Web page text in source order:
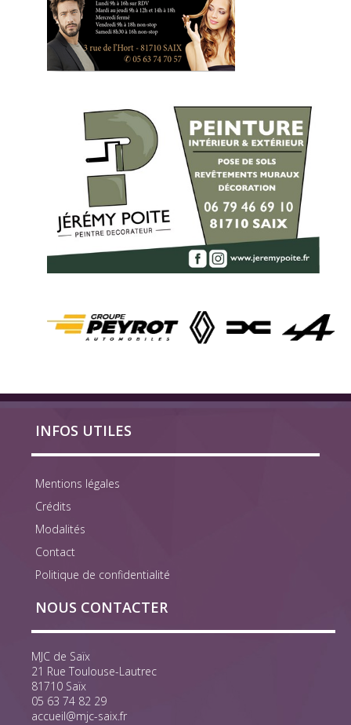
INFOS UTILES
Mentions légales
Crédits
Modalités
Contact
Politique de confidentialité
NOUS CONTACTER
MJC de Saïx
21 Rue Toulouse-Lautrec
81710 Saïx
05 63 74 82 29
accueil@mjc-saix.fr